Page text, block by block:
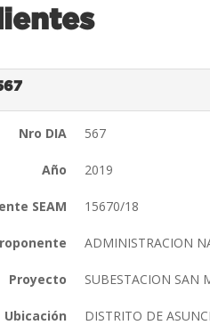
Nro DIA 567
Año 2019
SEAM 15670/18
ADMINISTRACION
Proyecto SUBESTACION SAN
Ubicación DISTRITO DE